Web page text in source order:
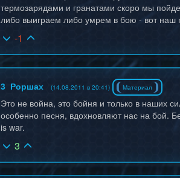
термозарядами и гранатами скоро мы
либо выиграем либо умрем в бою - вот наш
-1
3 Роршах (14.08.2011 в 20:41) Материал
Это не война, это бойня и только в наших
особенно песня, вдохновляют нас на бой.
is war.
3